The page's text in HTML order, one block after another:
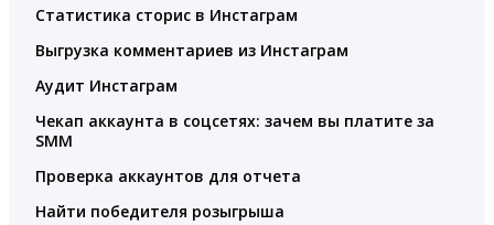
Статистика сторис в Инстаграм
Выгрузка комментариев из Инстаграм
Аудит Инстаграм
Чекап аккаунта в соцсетях: зачем вы платите за
SMM
Проверка аккаунтов для отчета
Найти победителя розыгрыша